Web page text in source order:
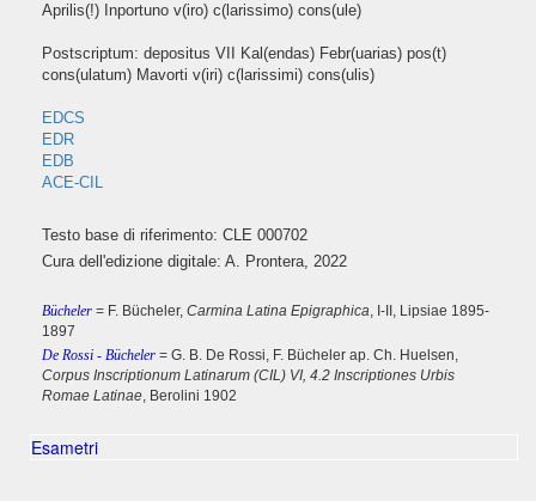
Aprilis(!) Inportuno v(iro) c(larissimo) cons(ule)
Postscriptum: depositus VII Kal(endas) Febr(uarias) pos(t)
cons(ulatum) Mavorti v(iri) c(larissimi) cons(ulis)
EDCS
EDR
EDB
ACE-CIL
Testo base di riferimento: CLE 000702
Cura dell'edizione digitale: A. Prontera, 2022
Bücheler = F. Bücheler, Carmina Latina Epigraphica, I-II, Lipsiae 1895-
1897
De Rossi - Bücheler = G. B. De Rossi, F. Bücheler ap. Ch. Huelsen,
Corpus Inscriptionum Latinarum (CIL) VI, 4.2 Inscriptiones Urbis
Romae Latinae, Berolini 1902
Esametri